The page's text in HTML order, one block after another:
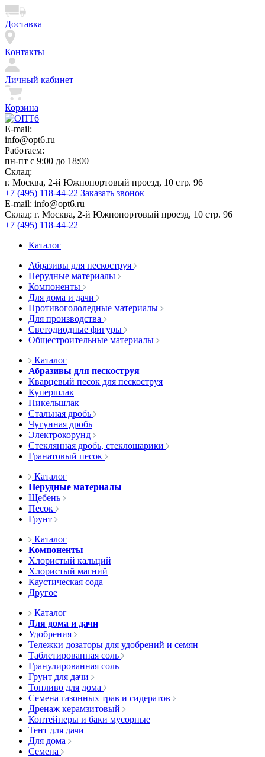
Доставка
Контакты
Личный кабинет
Корзина
E-mail:
info@opt6.ru
Работаем:
пн-пт с 9:00 до 18:00
Склад:
г. Москва, 2-й Южнопортовый проезд, 10 стр. 96
+7 (495) 118-44-22 Заказать звонок
E-mail: info@opt6.ru
Склад: г. Москва, 2-й Южнопортовый проезд, 10 стр. 96
+7 (495) 118-44-22
Каталог
Абразивы для пескоструя
Нерудные материалы
Компоненты
Для дома и дачи
Противогололедные материалы
Для производства
Светодиодные фигуры
Общестроительные материалы
Каталог
Абразивы для пескоструя
Кварцевый песок для пескоструя
Купершлак
Никельшлак
Стальная дробь
Чугунная дробь
Электрокорунд
Стеклянная дробь, стеклошарики
Гранатовый песок
Каталог
Нерудные материалы
Щебень
Песок
Грунт
Каталог
Компоненты
Хлористый кальций
Хлористый магний
Каустическая сода
Другое
Каталог
Для дома и дачи
Удобрения
Тележки дозаторы для удобрений и семян
Таблетированная соль
Гранулированная соль
Грунт для дачи
Топливо для дома
Семена газонных трав и сидератов
Дренаж керамзитовый
Контейнеры и баки мусорные
Тент для дачи
Для дома
Семена